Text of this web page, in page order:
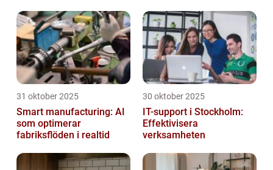
31 oktober 2025
Smart manufacturing: AI
som optimerar
fabriksflöden i realtid
30 oktober 2025
IT-support i Stockholm:
Effektivisera
verksamheten